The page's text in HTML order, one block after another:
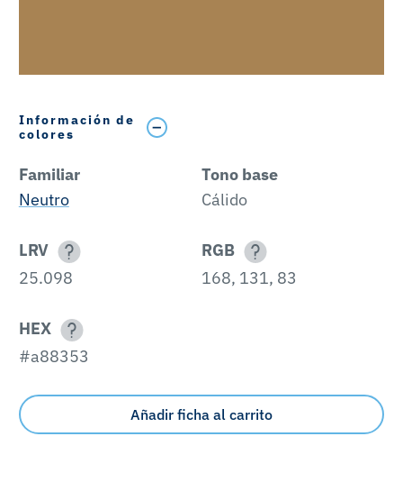
Información de
colores
Familiar
Neutro
Tono base
Cálido
LRV
25.098
RGB
168, 131, 83
HEX
#a88353
Añadir ficha al carrito